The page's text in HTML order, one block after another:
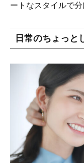
ートなスタイルで
日常のちょっと